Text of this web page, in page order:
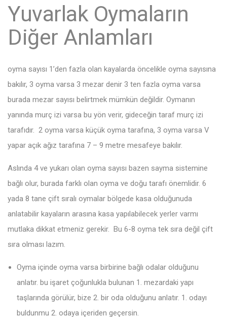
Yuvarlak Oymaların
Diğer Anlamları
oyma sayısı 1’den fazla olan kayalarda öncelikle oyma sayısına
bakılır, 3 oyma varsa 3 mezar denir 3 ten fazla oyma varsa
burada mezar sayısı belirtmek mümkün değildir. Oymanın
yanında murç izi varsa bu yön verir, gideceğin taraf murç izi
tarafıdır. 2 oyma varsa küçük oyma tarafına, 3 oyma varsa V
yapar açık ağız tarafına 7 – 9 metre mesafeye bakılır.
Aslında 4 ve yukarı olan oyma sayısı bazen sayma sistemine
bağlı olur, burada farklı olan oyma ve doğu tarafı önemlidir. 6
yada 8 tane çift sıralı oymalar bölgede kasa olduğunuda
anlatabilir kayaların arasına kasa yapılabilecek yerler varmı
mutlaka dikkat etmeniz gerekir. Bu 6-8 oyma tek sıra değil çift
sıra olması lazım.
Oyma içinde oyma varsa birbirine bağlı odalar olduğunu
anlatır. bu işaret çoğunlukla bulunan 1. mezardaki yapı
taşlarında görülür, bize 2. bir oda olduğunu anlatır. 1. odayı
buldunmu 2. odaya içeriden geçersin.